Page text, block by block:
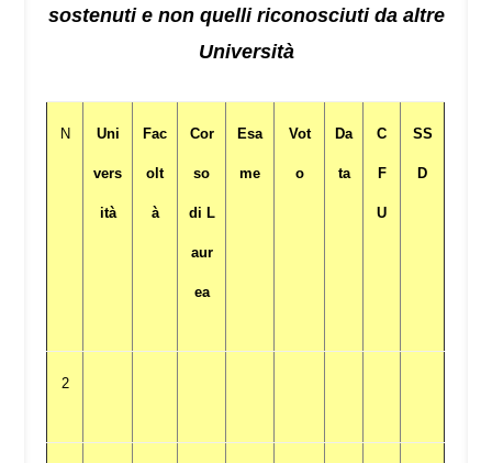
sostenuti e non quelli riconosciuti da altre
Università
N Uni
vers
ità
Fac
olt
à
Cor
so
di L
aur
ea
Esa
me
Vot
o
Da
ta
C
F
U
SS
D
2